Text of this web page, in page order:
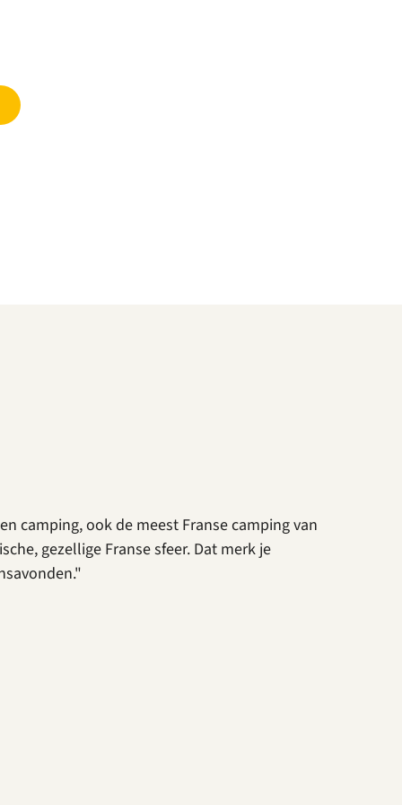
camping, ook de meest Franse camping van
gezellige Franse sfeer. Dat merk je